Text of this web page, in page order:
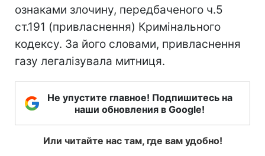
ознаками злочину, передбаченого ч.5
ст.191 (привласнення) Кримінального
кодексу. За його словами, привласнення
газу легалізувала митниця.
Не упустите главное! Подпишитесь на
наши обновления в Google!
Или читайте нас там, где вам удобно!